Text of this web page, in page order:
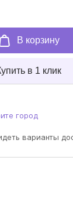
В корзину
в 1 клик
город
варианты